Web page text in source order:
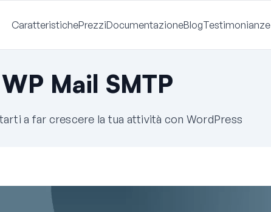
CaratteristichePrezziDocumentazioneBlogTestimonianze
Mail SMTP
a far crescere la tua attività con WordPress